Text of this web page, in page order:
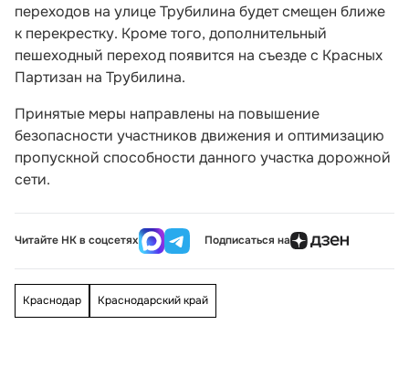
переходов на улице Трубилина будет смещен ближе
к перекрестку. Кроме того, дополнительный
пешеходный переход появится на съезде с Красных
Партизан на Трубилина.
Принятые меры направлены на повышение
безопасности участников движения и оптимизацию
пропускной способности данного участка дорожной
сети.
Читайте НК в соцсетях Подписаться на
Краснодар Краснодарский край